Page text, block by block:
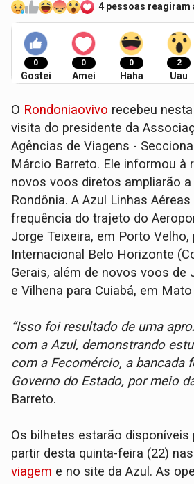
4 pessoas reagiram
0
Gostei
0
Amei
0
Haha
2
Uau
O Rondoniaovivo recebeu
visita do presidente da
Agências de Viagens -
Márcio Barreto. Ele informou à
novos voos diretos ampliarão a
Rondônia. A Azul Linhas
frequência do trajeto do
Jorge Teixeira, em Porto
Internacional Belo Horizonte
Gerais, além de novos voos de
e Vilhena para Cuiabá, em
“Isso foi resultado de uma
com a Azul, demonstrando
com a Fecomércio, a bancada
Governo do Estado, por meio
Barreto.
Os bilhetes estarão disponíveis
partir desta quinta-feira (22) nas
viagem e no site da Azul. As